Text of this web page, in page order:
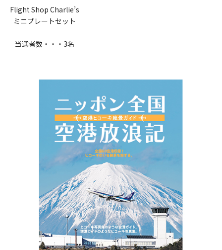
Flight Shop Charlie’s
ミニプレートセット
当選者数・・・3名